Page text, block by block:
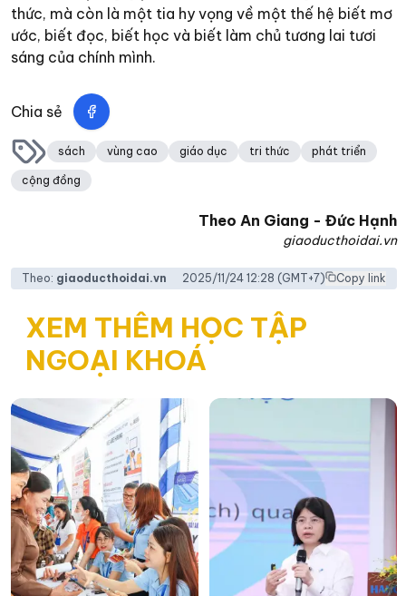
thức, mà còn là một tia hy vọng về một thế hệ biết mơ
ước, biết đọc, biết học và biết làm chủ tương lai tươi
sáng của chính mình.
Chia sẻ
sách vùng cao giáo dục tri thức phát triển
cộng đồng
Theo An Giang - Đức Hạnh
giaoducthoidai.vn
Theo: giaoducthoidai.vn 2025/11/24 12:28 (GMT+7) Copy link
XEM THÊM HỌC TẬP
NGOẠI KHOÁ